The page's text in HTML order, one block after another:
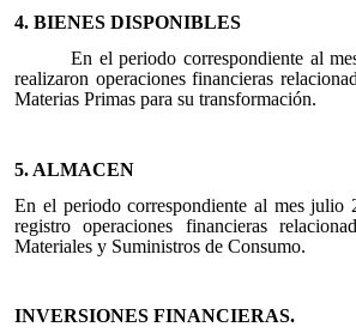
4. BIENES DISPONIBLES
En el periodo correspondiente al
realizaron operaciones financieras
Materias Primas para su transformación.
5. ALMACEN
En el periodo correspondiente al mes julio
registro operaciones financieras
Materiales y Suministros de Consumo.
INVERSIONES FINANCIERAS.